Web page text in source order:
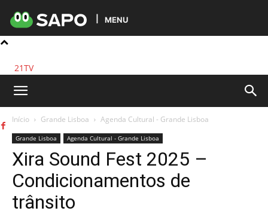
MENU
21TV
Início Grande Lisboa Agenda Cultural - Grande Lisboa
Grande Lisboa Agenda Cultural - Grande Lisboa
Xira Sound Fest 2025 –
Condicionamentos de
trânsito